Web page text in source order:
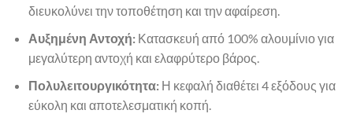
διευκολύνει την τοποθέτηση και την αφαίρεση.
Αυξημένη Αντοχή:Κατασκευή από 100% αλουμίνιο για
μεγαλύτερη αντοχή και ελαφρύτερο βάρος.
Πολυλειτουργικότητα:Η κεφαλή διαθέτει 4 εξόδους για
εύκολη και αποτελεσματική κοπή.